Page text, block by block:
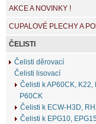
AKCE A NOVINKY !
CUPALOVÉ PLECHY A
ČELISTI
Čelisti děrovací
Čelisti lisovací
Čelisti k AP60CK, K22,
P60CK
Čelisti k ECW-H3D,
Čelisti k EPG10, EPG15